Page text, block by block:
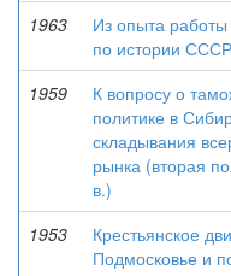
1963
Из опыта
по истории
1959
К вопросу о
политике в
складывания
рынка (вторая
в.)
1953
Крестьянское
Подмосковье и